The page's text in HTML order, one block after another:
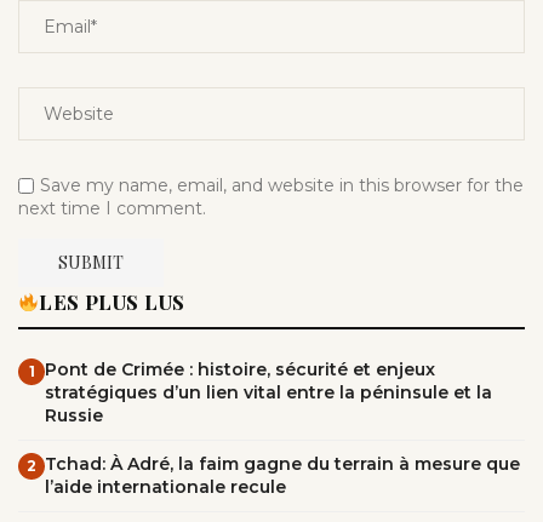
Save my name, email, and website in this browser for the
next time I comment.
LES PLUS LUS
1
Pont de Crimée : histoire, sécurité et enjeux
stratégiques d’un lien vital entre la péninsule et la
Russie
2 Tchad: À Adré, la faim gagne du terrain à mesure que
l’aide internationale recule